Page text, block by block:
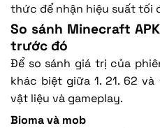
thức để nhận hiệu suất tối
So sánh Minecraft
trước đó
Để so sánh giá trị của
khác biệt giữa 1. 21. 62 và
vật liệu và gameplay.
Bioma và mob